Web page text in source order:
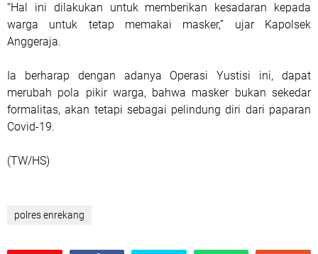
“Hal ini dilakukan untuk memberikan kesadaran kepada
warga untuk tetap memakai masker,” ujar Kapolsek
Anggeraja.
Ia berharap dengan adanya Operasi Yustisi ini, dapat
merubah pola pikir warga, bahwa masker bukan sekedar
formalitas, akan tetapi sebagai pelindung diri dari paparan
Covid-19.
(TW/HS)
polres enrekang